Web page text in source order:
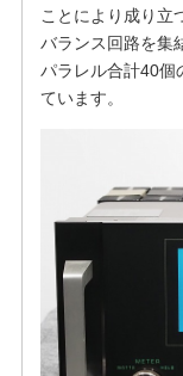
ことにより成り立
バランス回路を集
パラレル合計40個
ています。